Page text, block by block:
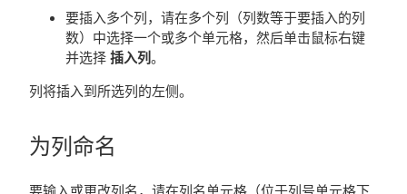
要插入多个列，请在多个列（列数等于要插入的列
数）中选择一个或多个单元格，然后单击鼠标右键
并选择 插入列。
列将插入到所选列的左侧。
为列命名
要输入或更改列名，请在列名单元格（位于列号单元格下